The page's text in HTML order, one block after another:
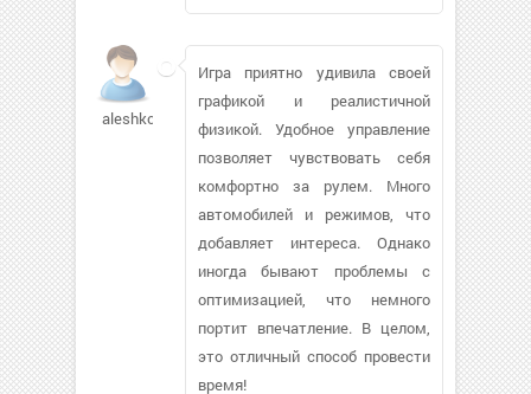
aleshkovi
Игра приятно удивила своей
графикой и реалистичной
физикой. Удобное управление
позволяет чувствовать себя
комфортно за рулем. Много
автомобилей и режимов, что
добавляет интереса. Однако
иногда бывают проблемы с
оптимизацией, что немного
портит впечатление. В целом,
это отличный способ провести
время!